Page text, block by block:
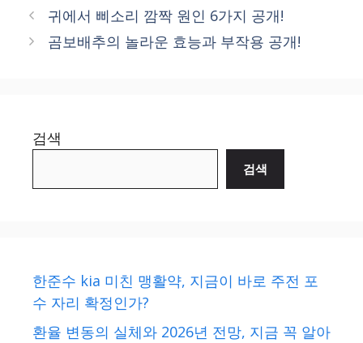
귀에서 삐소리 깜짝 원인 6가지 공개!
곰보배추의 놀라운 효능과 부작용 공개!
검색
검색
한준수 kia 미친 맹활약, 지금이 바로 주전 포
수 자리 확정인가?
환율 변동의 실체와 2026년 전망, 지금 꼭 알아